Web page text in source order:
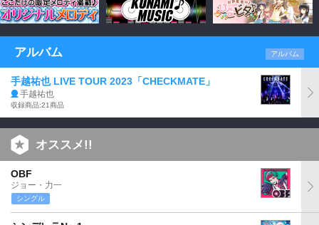
アルバム アルバム
手越祐也 LIVE TOUR 2023「CHECKMATE」
手越祐也
収録商品:21商品
オススメ!!
OBF
ジョー・力一
シングル